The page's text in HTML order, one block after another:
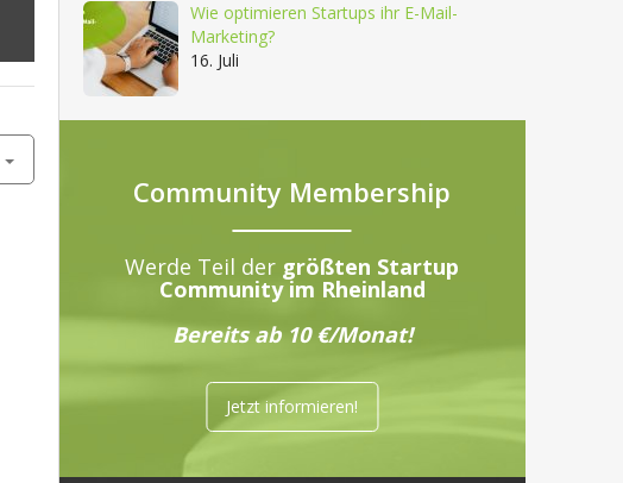
Wie optimieren Startups ihr E-Mail-
Marketing?
16. Juli
Community Membership
Werde Teil der größten Startup
Community im Rheinland
Bereits ab 10 €/Monat!
Jetzt informieren!